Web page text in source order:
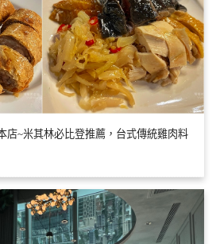
店~米其林必比登推薦，台式傳統雞肉料